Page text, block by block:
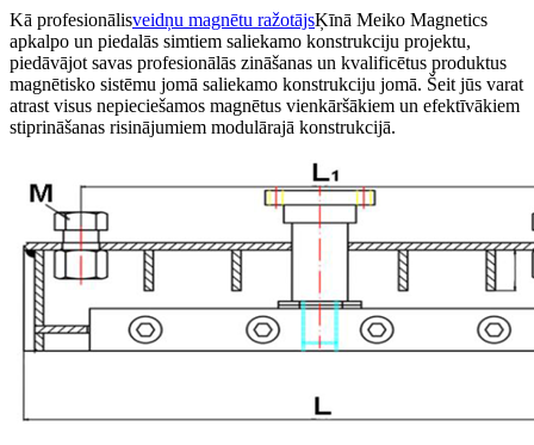
Kā profesionālisveidņu magnētu ražotājsĶīnā Meiko Magnetics
apkalpo un piedalās simtiem saliekamo konstrukciju projektu,
piedāvājot savas profesionālās zināšanas un kvalificētus produktus
magnētisko sistēmu jomā saliekamo konstrukciju jomā. Šeit jūs varat
atrast visus nepieciešamos magnētus vienkāršākiem un efektīvākiem
stiprināšanas risinājumiem modulārajā konstrukcijā.